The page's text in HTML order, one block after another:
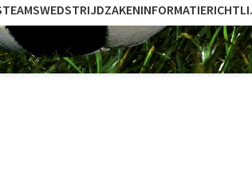
TEAMSWEDSTRIJDZAKENINFORMATIE